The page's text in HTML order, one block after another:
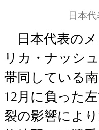
日本
日本代表のメ
リカ・ナッシ
帯同している
12月に負った
裂の影響によ